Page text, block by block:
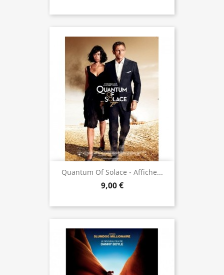
Quantum Of Solace - Affiche...
9,00 €